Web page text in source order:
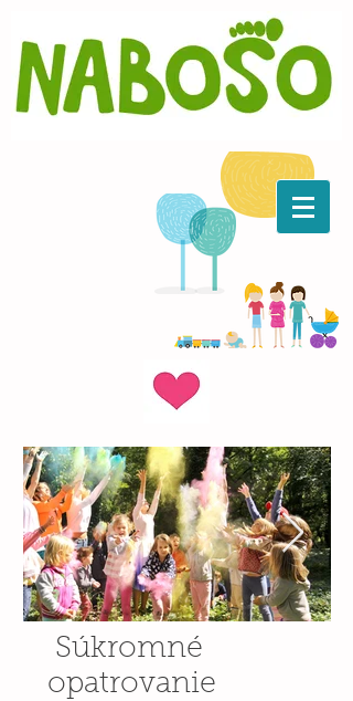
Súkromné
opatrovanie